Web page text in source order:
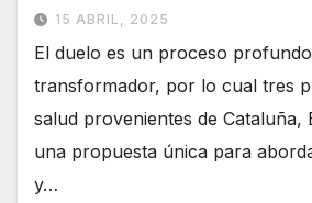
15 ABRIL, 2025
El duelo es un proceso
transformador, por lo cual tres
salud provenientes de Cataluña,
una propuesta única para
y…